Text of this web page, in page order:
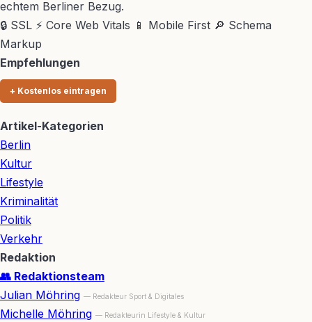
echtem Berliner Bezug.
🔒 SSL ⚡ Core Web Vitals 📱 Mobile First 🔎 Schema
Markup
Empfehlungen
+ Kostenlos eintragen
Artikel-Kategorien
Berlin
Kultur
Lifestyle
Kriminalität
Politik
Verkehr
Redaktion
👥 Redaktionsteam
Julian Möhring — Redakteur Sport & Digitales
Michelle Möhring — Redakteurin Lifestyle & Kultur